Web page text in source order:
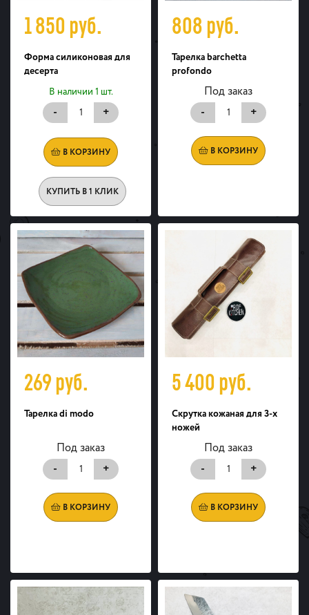
1 850руб.
Форма силиконовая для
десерта
В наличии 1 шт.
- +
В КОРЗИНУ
КУПИТЬ В 1 КЛИК
808руб.
Тарелка barchetta
profondo
Под заказ
-
+
В КОРЗИНУ
269руб.
Тарелка di modo
Под заказ
-
+
В КОРЗИНУ
5 400руб.
Скрутка кожаная для 3-х
ножей
Под заказ
-
+
В КОРЗИНУ